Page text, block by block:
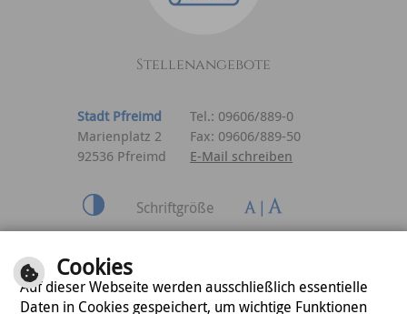
Stellenangebote
Stadt Pfreimd
Tel.: 09606/889-0
Marienplatz 2
Fax: 09606/889-50
92536 Pfreimd
E-Mail schreiben
Schriftgröße
Datenschutzerklärung
Cookies
Auf dieser Webseite werden ausschließlich essentielle
Daten in Cookies gespeichert, um wichtige Funktionen